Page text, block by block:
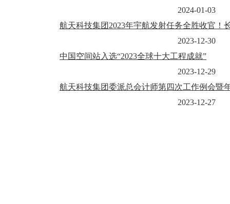
2024-01-03
航天科技集团2023年宇航发射任务全胜收官！
2023-12-30
中国空间站入选“2023全球十大工程成就”
2023-12-29
航天科技集团委派总会计师第四次工作例会暨
2023-12-27